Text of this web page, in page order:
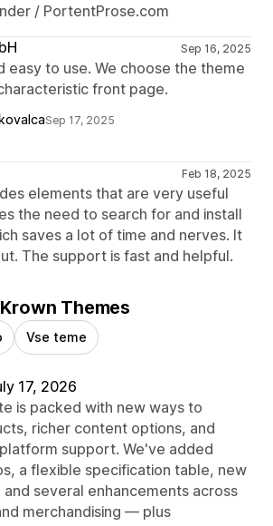
/ PortentProse.com
Sep 16, 2025
easy to use. We choose the theme
front page.
Sep 17, 2025
Feb 18, 2025
elements that are very useful
the need to search for and install
saves a lot of time and nerves. It
The support is fast and helpful.
Themes
Vse teme
17, 2026
is packed with new ways to
richer content options, and
support. We've added
a flexible specification table, new
several enhancements across
merchandising — plus